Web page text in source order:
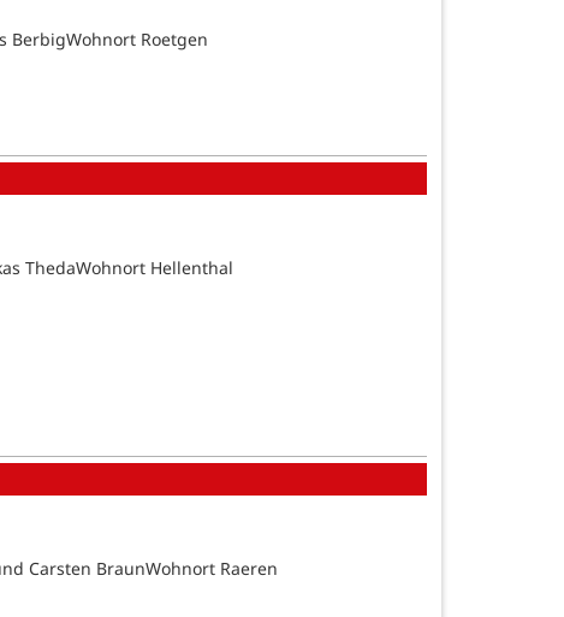
BerbigWohnort Roetgen
ThedaWohnort Hellenthal
Carsten BraunWohnort Raeren